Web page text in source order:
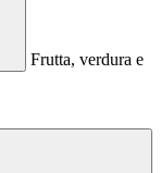
Frutta, verdura e